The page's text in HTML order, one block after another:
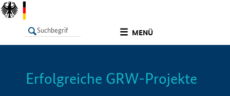
MENÜ
LISTE Info
Erfolgreiche GRW-Projekte